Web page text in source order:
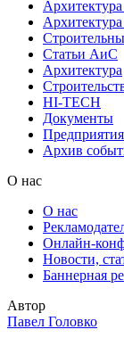
Статьи АиС
Архитектура
HI-TECH
Документы
Предприятия
Архив
О нас
О нас
Онлайн-
Новости,
Баннерная
Автор
Павел Головко